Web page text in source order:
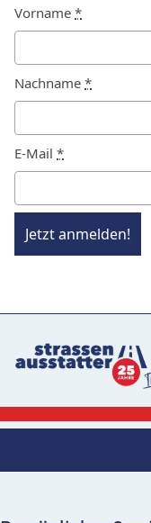
Vorname *
Nachname *
E-Mail *
Jetzt anmelden!